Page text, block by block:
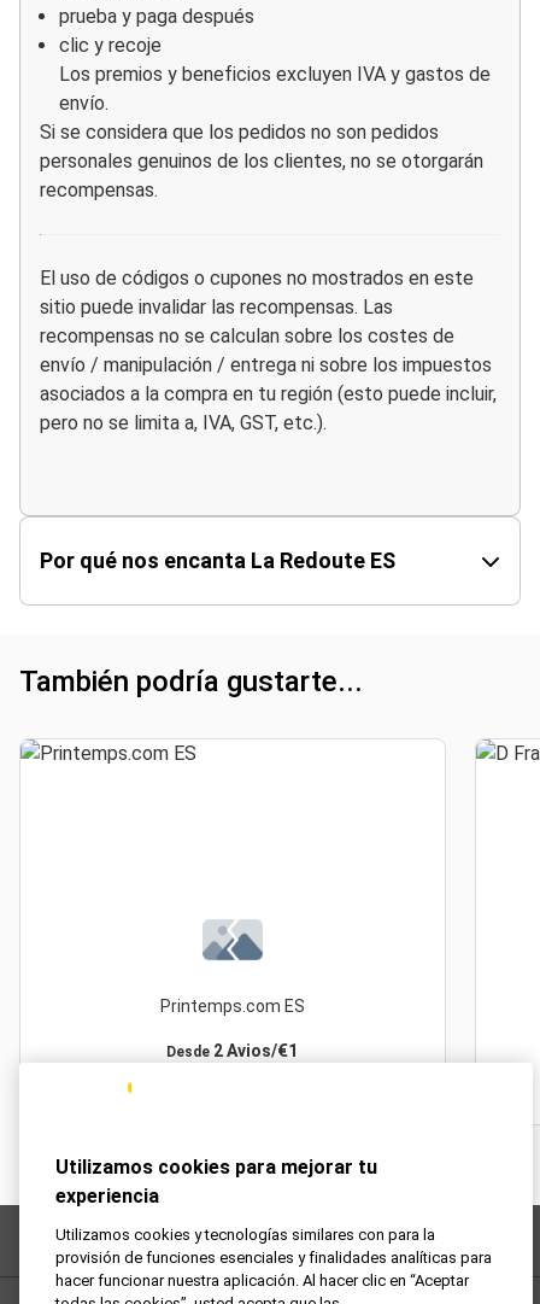
prueba y paga después
clic y recoje
Los premios y beneficios excluyen IVA y gastos de
envío.
Si se considera que los pedidos no son pedidos
personales genuinos de los clientes, no se otorgarán
recompensas.
El uso de códigos o cupones no mostrados en este
sitio puede invalidar las recompensas. Las
recompensas no se calculan sobre los costes de
envío / manipulación / entrega ni sobre los impuestos
asociados a la compra en tu región (esto puede incluir,
pero no se limita a, IVA, GST, etc.).
Por qué nos encanta La Redoute ES
También podría gustarte...
Printemps.com ES
Desde 2 Avios/€1
Preguntas frecuentes
Utilizamos cookies para mejorar tu
experiencia
Utilizamos cookies y tecnologías similares con para la
provisión de funciones esenciales y finalidades analíticas para
hacer funcionar nuestra aplicación. Al hacer clic en “Aceptar